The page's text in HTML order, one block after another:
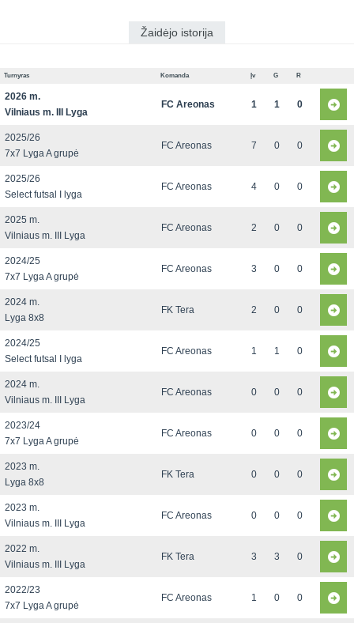
Žaidėjo istorija
Turnyras Komanda Įv G R
2026 m.
Vilniaus m. III Lyga
FC Areonas 1 1 0
2025/26
7x7 Lyga A grupė
FC Areonas 7 0 0
2025/26
Select futsal I lyga
FC Areonas 4 0 0
2025 m.
Vilniaus m. III Lyga
FC Areonas 2 0 0
2024/25
7x7 Lyga A grupė
FC Areonas 3 0 0
2024 m.
Lyga 8x8
FK Tera 2 0 0
2024/25
Select futsal I lyga
FC Areonas 1 1 0
2024 m.
Vilniaus m. III Lyga
FC Areonas 0 0 0
2023/24
7x7 Lyga A grupė
FC Areonas 0 0 0
2023 m.
Lyga 8x8
FK Tera 0 0 0
2023 m.
Vilniaus m. III Lyga
FC Areonas 0 0 0
2022 m.
Vilniaus m. III Lyga
FK Tera 3 3 0
2022/23
7x7 Lyga A grupė
FC Areonas 1 0 0